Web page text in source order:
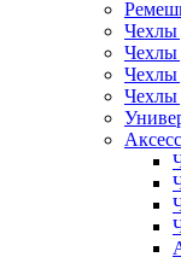
Чехлы
Чехлы
Чехлы
Чехлы